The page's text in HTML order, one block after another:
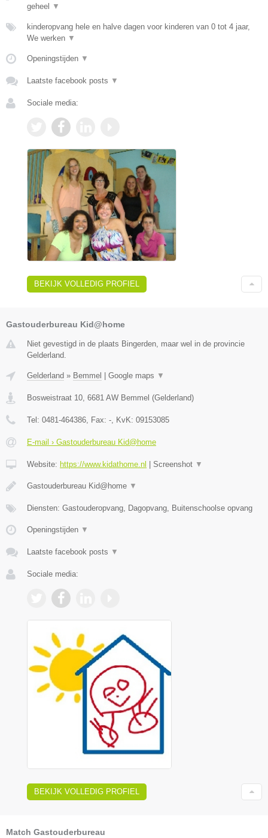
geheel
▼
kinderopvang hele en halve dagen voor kinderen van 0 tot 4 jaar,
We werken ▼
Openingstijden ▼
Laatste facebook posts ▼
Sociale media:
BEKIJK VOLLEDIG PROFIEL
Gastouderbureau Kid@home
Niet gevestigd in de plaats Bingerden, maar wel in de provincie
Gelderland.
Gelderland » Bemmel | Google maps ▼
Bosweistraat 10 6681 AW Bemmel (Gelderland)
Tel: 0481-464386 , Fax: - , KvK: 09153085
E-mail › Gastouderbureau Kid@home
Website: https://www.kidathome.nl | Screenshot ▼
Gastouderbureau Kid@home ▼
Diensten: Gastouderopvang, Dagopvang, Buitenschoolse opvang
Openingstijden ▼
Laatste facebook posts ▼
Sociale media:
BEKIJK VOLLEDIG PROFIEL
Match Gastouderbureau